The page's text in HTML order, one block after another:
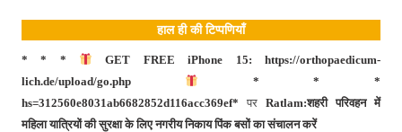
हाल ही की टिप्पणियाँ
* * *
GET FREE iPhone 15: https://orthopaedicum-
lich.de/upload/go.php
* * *
hs=312560e8031ab6682852d116acc369ef* पर Ratlam:शहरी परिवहन में
महिला यात्रियों की सुरक्षा के लिए नगरीय निकाय पिंक बसों का संचालन करें